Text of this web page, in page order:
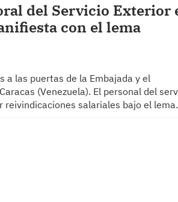
del Servicio Exterior
con el lema
a las puertas de la Embajada y el
(Venezuela). El personal del
reivindicaciones salariales bajo el